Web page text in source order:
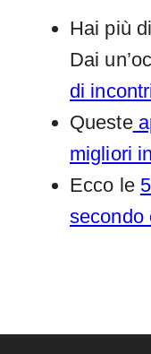
Hai più
Dai
di
Queste
migliori
Ecco le
secondo